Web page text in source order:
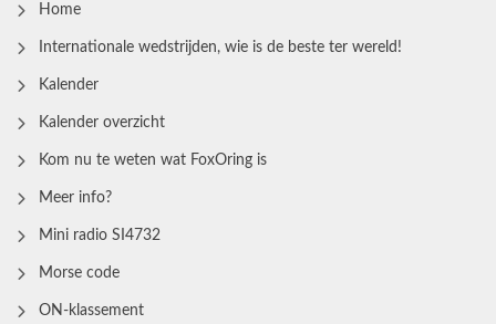
Home
Internationale wedstrijden, wie is de beste ter wereld!
Kalender
Kalender overzicht
Kom nu te weten wat FoxOring is
Meer info?
Mini radio SI4732
Morse code
ON-klassement